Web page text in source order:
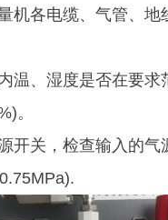
各电缆、气管、地
、湿度是否在要求
。
关，检查输入的气